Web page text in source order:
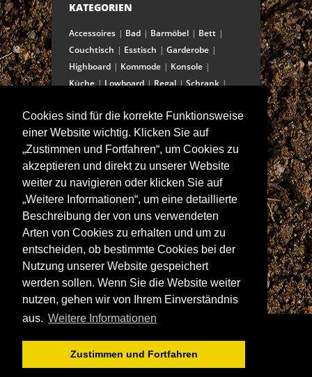
Cookies sind für die korrekte Funktionsweise
einer Website wichtig. Klicken Sie auf
„Zustimmen und Fortfahren“, um Cookies zu
akzeptieren und direkt zu unserer Website
weiter zu navigieren oder klicken Sie auf
„Weitere Informationen“, um eine detaillierte
Beschreibung der von uns verwendeten
Arten von Cookies zu erhalten und um zu
entscheiden, ob bestimmte Cookies bei der
Nutzung unserer Website gespeichert
werden sollen. Wenn Sie die Website weiter
nutzen, gehen wir von Ihrem Einverständnis
aus. Weitere Informationen
Zustimmen und Fortfahren
KATEGORIEN
Accessoires Bad Barmöbel
Bett
Couchtisch
Esstisch
Garderobe
Highboard
Kommode
Konsole
Küche
Lowboard Regal
Schrank
Stuhl/Bank
Truhe
Vitrine
Wohnwand
ANSCHRIFT
Spitalstraße 15
D-97421 Schweinfurt
Tel +49-9721 60555-60
Fax +49-9721 60555-99
E-Mail: info@wolf-moebel.de